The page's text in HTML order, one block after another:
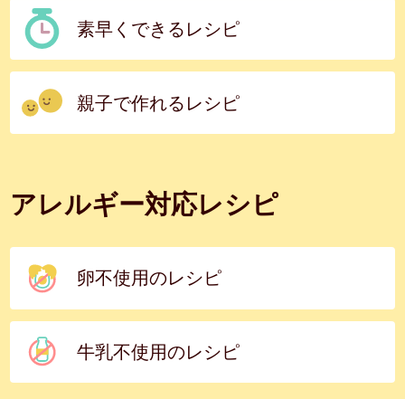
素早くできるレシピ
親子で作れるレシピ
アレルギー対応レシピ
卵不使用のレシピ
牛乳不使用のレシピ